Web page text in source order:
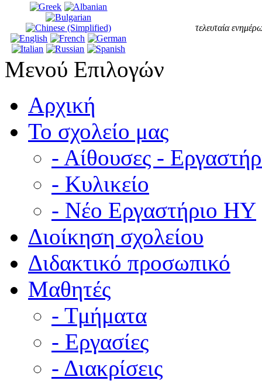
τελευταία
Μενού Επιλογών
Αρχική
Το σχολείο μας
- Αίθουσες -
- Κυλικείο
- Νέο Εργαστήριο ΗΥ
Διοίκηση σχολείου
Διδακτικό προσωπικό
Μαθητές
- Τμήματα
- Εργασίες
- Διακρίσεις